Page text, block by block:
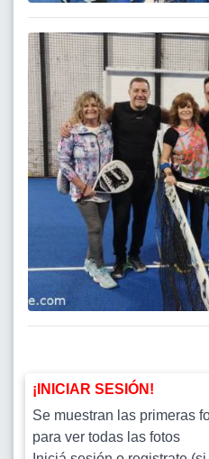
¡INICIAR SESIÓN!
Se muestran las primeras
para ver todas las fotos